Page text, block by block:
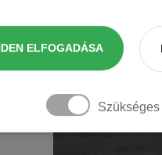
ELFOGADÁSA
Szükséges